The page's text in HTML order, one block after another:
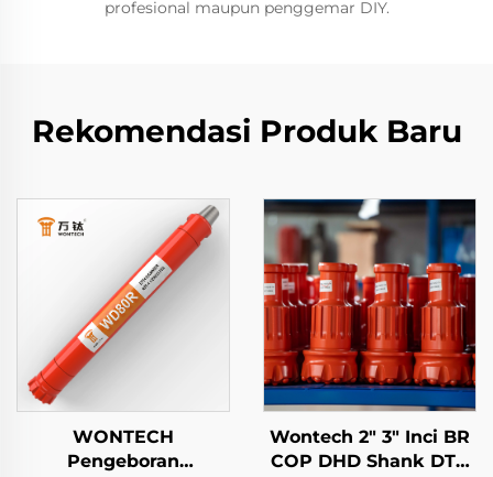
profesional maupun penggemar DIY.
Rekomendasi Produk Baru
WONTECH
Pengeboran
Wontech 2" 3" Inci BR
COP DHD Shank DTH